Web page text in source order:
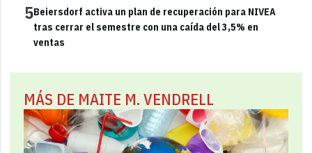
5Beiersdorf activa un plan de recuperación para NIVEA
tras cerrar el semestre con una caída del 3,5% en
ventas
MÁS DE MAITE M. VENDRELL